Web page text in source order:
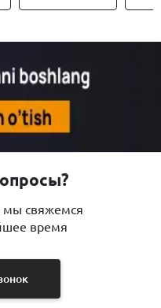
мы свяжемся
время